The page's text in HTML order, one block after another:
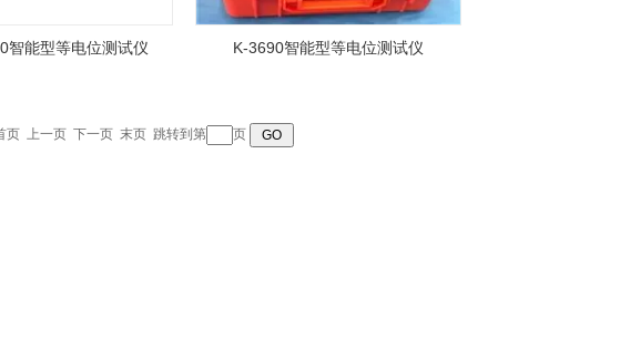
智能型等电位测试仪 K-3690智能型等电位测试仪
页 上一页 下一页 末页跳转到第 页